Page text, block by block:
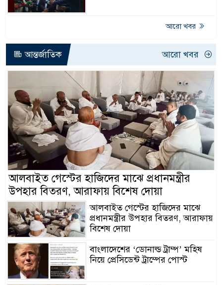
আরো খবর
আন্তর্জাতিক আরো খবর
আলবাইত গেস্টের হাজিদের মাঝে প্রধানমন্ত্রীর
উপহার বিতরণ, আরাফায় বিশেষ দোয়া
আলবাইত গেস্টের হাজিদের মাঝে
প্রধানমন্ত্রীর উপহার বিতরণ, আরাফায়
বিশেষ দোয়া
বাংলাদেশের ‘ডোনাল্ড ট্রাম্প’ মহিষ
নিয়ে প্রেসিডেন্ট ট্রাম্পের পোস্ট